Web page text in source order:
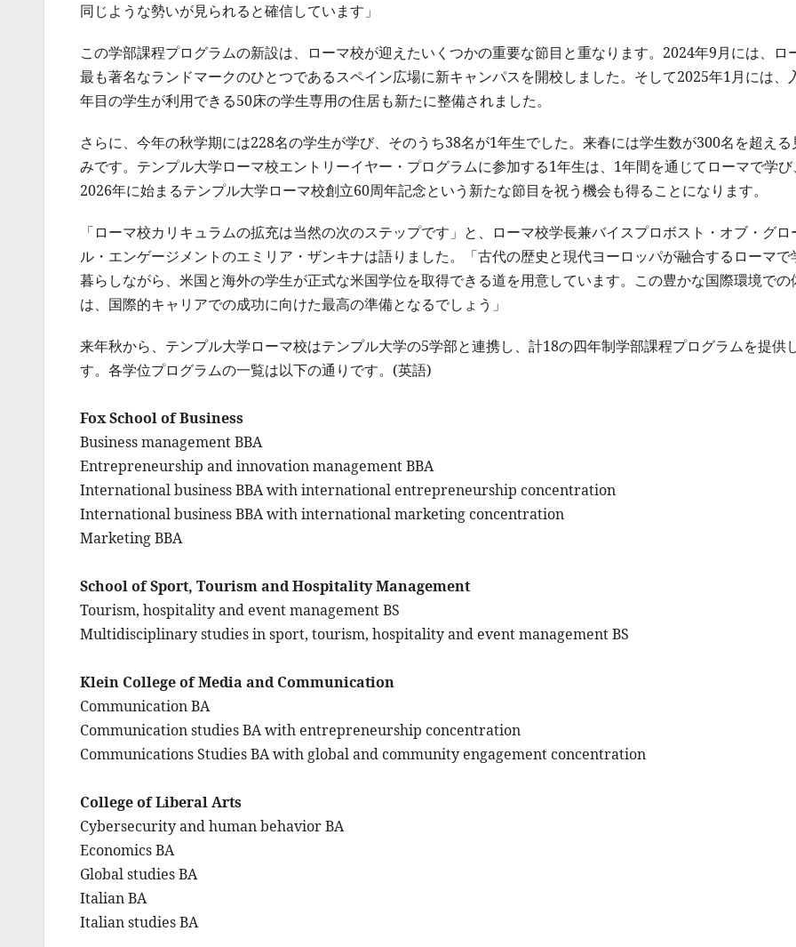
同じような勢いが見られると確信しています」
この学部課程プログラムの新設は、ローマ校が迎えたいくつかの重要な節目と重なります。2024年9月には、ロ
最も著名なランドマークのひとつであるスペイン広場に新キャンパスを開校しました。そして2025年1月には、
年目の学生が利用できる50床の学生専用の住居も新たに整備されました。
さらに、今年の秋学期には228名の学生が学び、そのうち38名が1年生でした。来春には学生数が300名を超える
みです。テンプル大学ローマ校エントリーイヤー・プログラムに参加する1年生は、1年間を通じてローマで学び
2026年に始まるテンプル大学ローマ校創立60周年記念という新たな節目を祝う機会も得ることになります。
「ローマ校カリキュラムの拡充は当然の次のステップです」と、ローマ校学長兼バイスプロボスト・オブ・グロ
ル・エンゲージメントのエミリア・ザンキナは語りました。「古代の歴史と現代ヨーロッパが融合するローマで
暮らしながら、米国と海外の学生が正式な米国学位を取得できる道を用意しています。この豊かな国際環境での
は、国際的キャリアでの成功に向けた最高の準備となるでしょう」
来年秋から、テンプル大学ローマ校はテンプル大学の5学部と連携し、計18の四年制学部課程プログラムを提供
す。各学位プログラムの一覧は以下の通りです。(英語)
Fox School of Business
Business management BBA
Entrepreneurship and innovation management BBA
International business BBA with international entrepreneurship concentration
International business BBA with international marketing concentration
Marketing BBA
School of Sport, Tourism and Hospitality Management
Tourism, hospitality and event management BS
Multidisciplinary studies in sport, tourism, hospitality and event management BS
Klein College of Media and Communication
Communication BA
Communication studies BA with entrepreneurship concentration
Communications Studies BA with global and community engagement concentration
College of Liberal Arts
Cybersecurity and human behavior BA
Economics BA
Global studies BA
Italian BA
Italian studies BA